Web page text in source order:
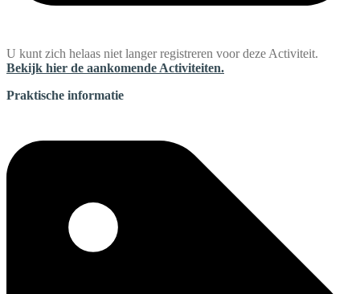
U kunt zich helaas niet langer registreren voor deze Activiteit.
Bekijk hier de aankomende Activiteiten.
Praktische informatie